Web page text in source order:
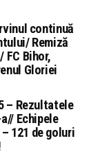
continuă
Remiză
FC Bihor,
Gloriei
– Rezultatele
Echipele
121 de goluri